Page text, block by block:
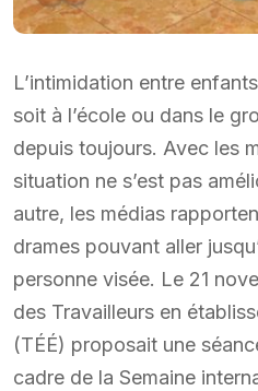
L’intimidation entre
soit à l’école ou dans le
depuis toujours. Avec les
situation ne s’est pas
autre, les médias
drames pouvant aller
personne visée. Le 21
des Travailleurs en
(TÉÉ) proposait une
cadre de la Semaine